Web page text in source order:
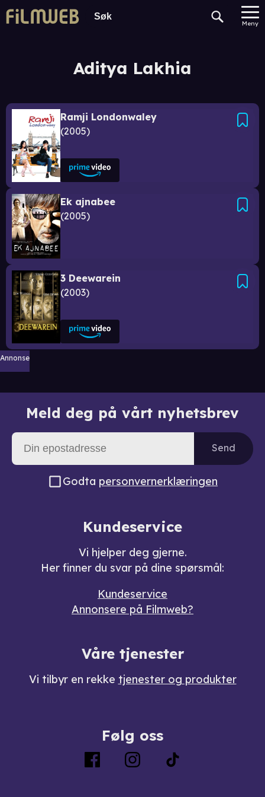
Meny
Aditya Lakhia
Ramji Londonwaley
2005
Ek ajnabee
2005
3 Deewarein
2003
Annonse
Meld deg på vårt nyhetsbrev
Send
Godta personvernerklæringen
Kundeservice
Vi hjelper deg gjerne.
Her finner du svar på dine spørsmål:
Kundeservice
Annonsere på Filmweb?
Våre tjenester
Vi tilbyr en rekke tjenester og produkter
Følg oss